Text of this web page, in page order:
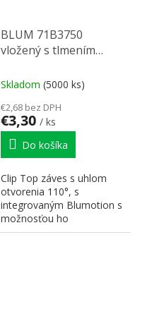
BLUM 71B3750
vložený s tlmením
Skladom (5000 ks)
€2,68 bez DPH
€3,30 / ks
Do košíka
Clip Top záves s uhlom
otvorenia 110°, s
integrovaným Blumotion s
možnosťou ho
deaktivovať. Podložky sú